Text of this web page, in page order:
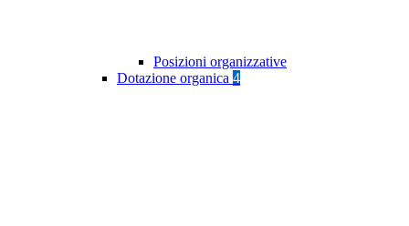
Posizioni organizzative
Dotazione organica 4